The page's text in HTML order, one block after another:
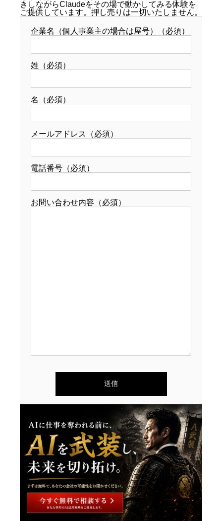
きしながらClaudeをその場で動かしてみる体験を
ご提供しています。押し売りは一切いたしません。
企業名（個人事業主の場合は屋号）（必須）
姓（必須）
名（必須）
メールアドレス（必須）
電話番号（必須）
お問い合わせ内容（必須）